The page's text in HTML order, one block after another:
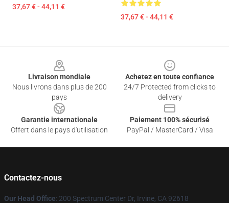
37,67 € - 44,11 €
37,67 € - 44,11 €
Livraison mondiale
Nous livrons dans plus de 200
pays
Achetez en toute confiance
24/7 Protected from clicks to
delivery
Garantie internationale
Offert dans le pays d'utilisation
Paiement 100% sécurisé
PayPal / MasterCard / Visa
Contactez-nous
Our Head Office: 200 Spectrum Center Dr, Irvine, CA 92618